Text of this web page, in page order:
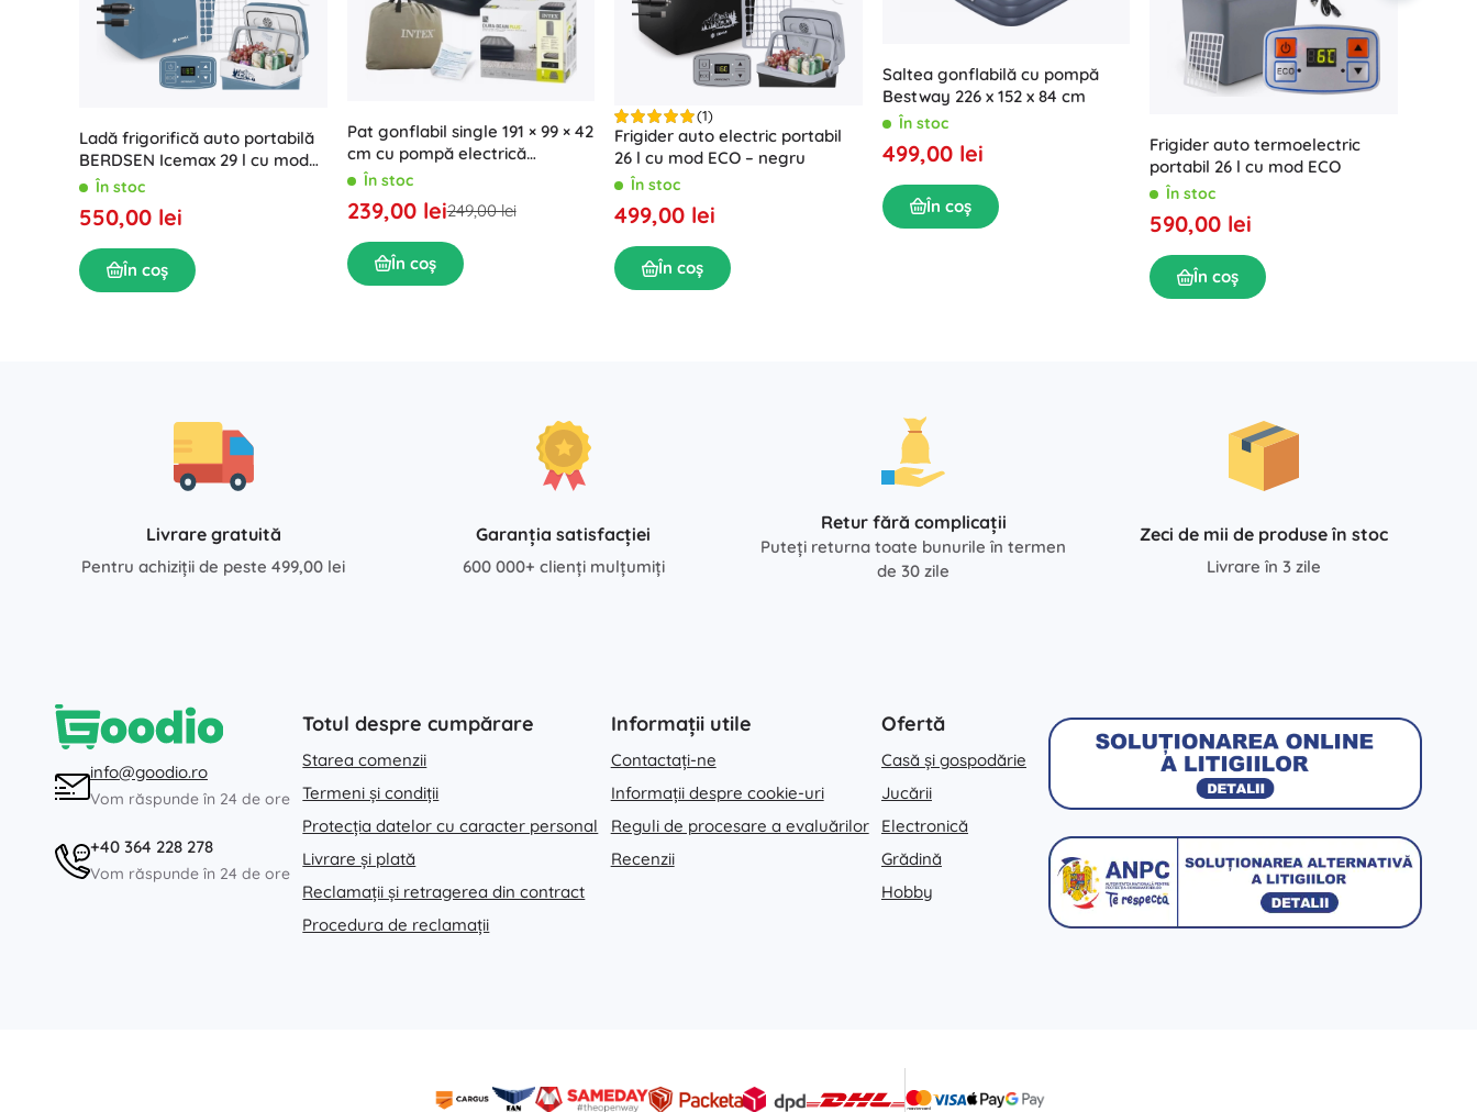
Ladă frigorifică auto portabilă
BERDSEN Icemax 29 l cu modul
ECO – albastru
În stoc
550,00 lei
În coș
Pat gonflabil single 191 × 99 × 42
cm cu pompă electrică
integrată INTEX
În stoc
239,00 lei249,00 lei
În coș
(1)
Frigider auto electric portabil
26 l cu mod ECO – negru
În stoc
499,00 lei
În coș
Saltea gonflabilă cu pompă
Bestway 226 x 152 x 84 cm
În stoc
499,00 lei
În coș
Frigider auto termoelectric
portabil 26 l cu mod ECO
În stoc
590,00 lei
În coș
Livrare gratuită
Pentru achiziții de peste 499,00 lei
Garanția satisfacției
600 000+ clienți mulțumiți
Retur fără complicații
Puteți returna toate bunurile în termen
de 30 zile
Zeci de mii de produse în stoc
Livrare în 3 zile
info@goodio.ro
Vom răspunde în 24 de ore
+40 364 228 278
Vom răspunde în 24 de ore
Totul despre cumpărare
Starea comenzii
Termeni și condiții
Protecția datelor cu caracter personal
Livrare și plată
Reclamații și retragerea din contract
Procedura de reclamații
Informații utile
Contactați-ne
Informații despre cookie-uri
Reguli de procesare a evaluărilor
Recenzii
Ofertă
Casă și gospodărie
Jucării
Electronică
Grădină
Hobby